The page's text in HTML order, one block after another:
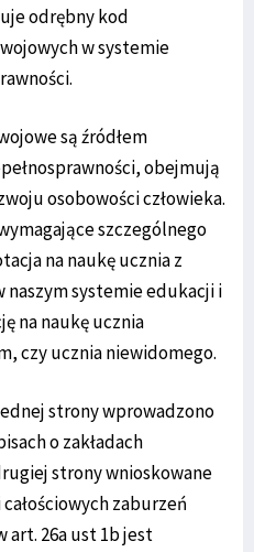
odrębny kod
w systemie
są źródłem
obejmują
osobowości człowieka.
szczególnego
na naukę ucznia z
naszym systemie edukacji i
na naukę ucznia
czy ucznia niewidomego.
strony wprowadzono
o zakładach
strony wnioskowane
zaburzeń
art. 26a ust 1b jest